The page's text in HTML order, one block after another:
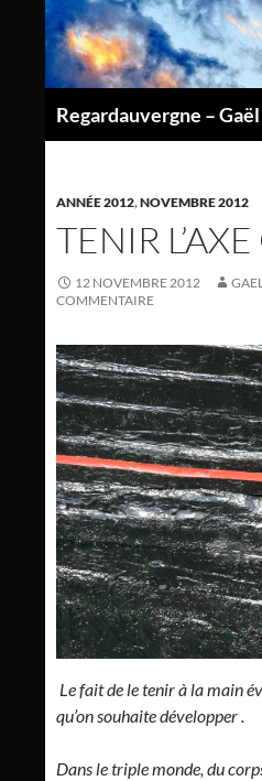
contenu
ANNÉE 2012,NOVEMBRE 2012
TENIR
12 NOVEMBRE 2012
COMMENTAIRE
Le fait de le tenir à la main
qu’on souhaite développer .
Dans le triple monde, du